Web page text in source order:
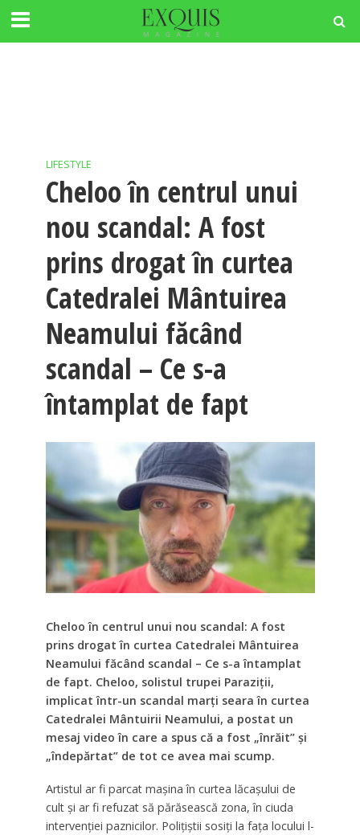
LIFESTYLE
Cheloo în centrul unui
nou scandal: A fost
prins drogat în curtea
Catedralei Mântuirea
Neamului făcând
scandal – Ce s-a
întamplat de fapt
Cheloo în centrul unui nou scandal: A fost
prins drogat în curtea Catedralei Mântuirea
Neamului făcând scandal – Ce s-a întamplat
de fapt. Cheloo, solistul trupei Paraziții,
implicat într-un scandal marți seara în curtea
Catedralei Mântuirii Neamului, a postat un
mesaj video în care a spus că a fost „înrăit” și
„îndepărtat” de tot ce avea mai scump.
Artistul ar fi parcat mașina în curtea lăcașului de
cult și ar fi refuzat să părăsească zona, în ciuda
intervenției paznicilor. Polițiștii sosiți la fața locului l-